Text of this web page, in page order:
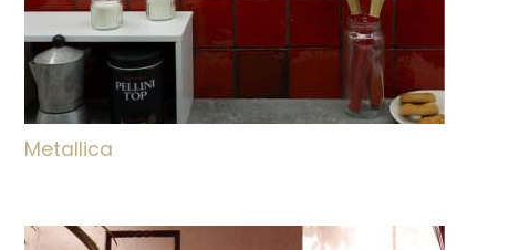
Metallica